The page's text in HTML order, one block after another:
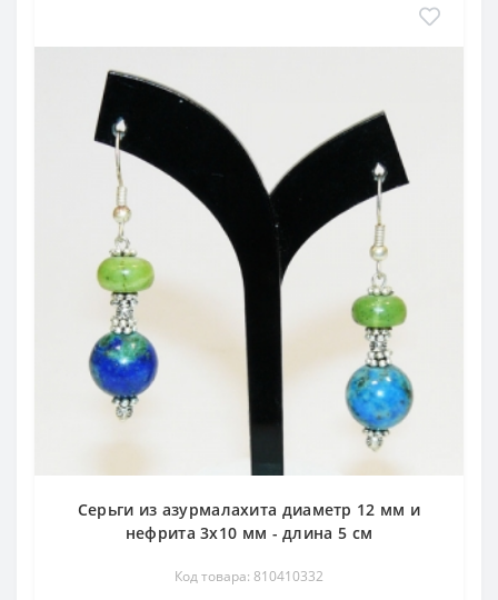
Серьги из азурмалахита диаметр 12 мм и
нефрита 3х10 мм - длина 5 см
Код товара: 810410332